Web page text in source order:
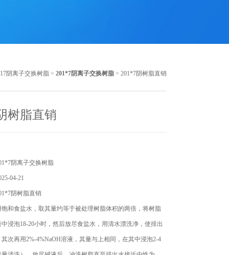
阴离子交换树脂 > 201*7阴离子交换树脂 > 201*7阴树脂直销
树脂直销
阴离子交换树脂
04-21
阴树脂直销
食盐水，取其量约等于被处理树脂体积的两倍，将树脂
浸泡18-20小时，然后放尽食盐水，用清水漂洗净，使排出
次再用2%-4%NaOH溶液，其量与上相同，在其中浸泡2-4